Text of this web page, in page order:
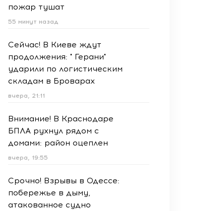
пожар тушат
55 минут назад
Сейчас! В Киеве ждут
продолжения: " Герани"
ударили по логистическим
складам в Броварах
вчера, 21:11
Внимание! В Краснодаре
БПЛА рухнул рядом с
домами: район оцеплен
вчера, 19:55
Срочно! Взрывы в Одессе:
побережье в дыму,
атакованное судно